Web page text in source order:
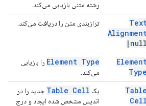
رشته متنی بازیابی می‌کند.
| null
ترازبندی متن را دریافت می‌کند.
Type
Element Type را بازیابی
می‌کند.
Table
Cell
یک Table Cell جدید را در
اندیس مشخص شده ایجاد و درج